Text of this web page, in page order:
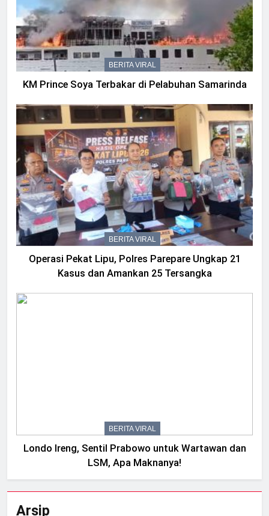
BERITA VIRAL
KM Prince Soya Terbakar di Pelabuhan Samarinda
BERITA VIRAL
Operasi Pekat Lipu, Polres Parepare Ungkap 21
Kasus dan Amankan 25 Tersangka
BERITA VIRAL
Londo Ireng, Sentil Prabowo untuk Wartawan dan
LSM, Apa Maknanya!
Arsip